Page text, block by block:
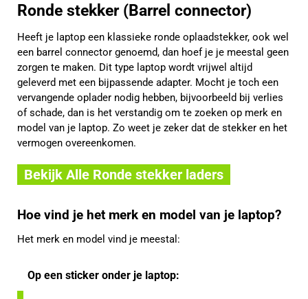
Ronde stekker (Barrel connector)
Heeft je laptop een klassieke ronde oplaadstekker, ook wel
een barrel connector genoemd, dan hoef je je meestal geen
zorgen te maken. Dit type laptop wordt vrijwel altijd
geleverd met een bijpassende adapter. Mocht je toch een
vervangende oplader nodig hebben, bijvoorbeeld bij verlies
of schade, dan is het verstandig om te zoeken op merk en
model van je laptop. Zo weet je zeker dat de stekker en het
vermogen overeenkomen.
Bekijk Alle Ronde stekker laders
Hoe vind je het merk en model van je laptop?
Het merk en model vind je meestal:
Op een sticker onder je laptop: